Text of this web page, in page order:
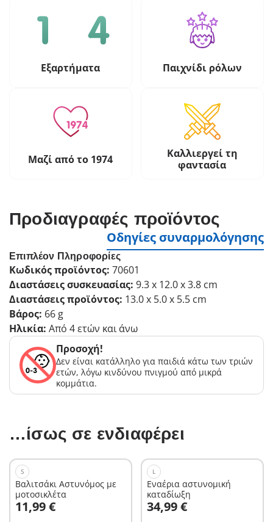
Εξαρτήματα Παιχνίδι ρόλων
Μαζί από το 1974
Καλλιεργεί τη
φαντασία
Προδιαγραφές προϊόντος
Οδηγίες συναρμολόγησης
Επιπλέον Πληροφορίες
Κωδικός προϊόντος: 70601
Διαστάσεις συσκευασίας: 9.3 x 12.0 x 3.8 cm
Διαστάσεις προϊόντος: 13.0 x 5.0 x 5.5 cm
Βάρος: 66 g
Ηλικία: Από 4 ετών και άνω
Προσοχή!
Δεν είναι κατάλληλο για παιδιά κάτω των τριών
ετών, λόγω κινδύνου πνιγμού από μικρά
κομμάτια.
…ίσως σε ενδιαφέρει
S
Βαλιτσάκι Αστυνόμος με
μοτοσικλέτα
11,99 €
Στο καλάθι
L
Εναέρια αστυνομική
καταδίωξη
34,99 €
Στο καλάθι